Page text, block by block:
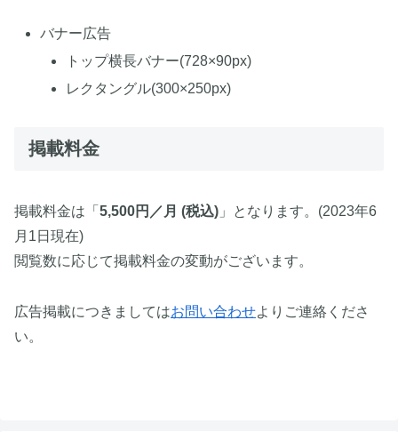
バナー広告
トップ横長バナー(728×90px)
レクタングル(300×250px)
掲載料金
掲載料金は「 5,500円／月 (税込) 」となります。(2023年6
月1日現在)
閲覧数に応じて掲載料金の変動がございます。
広告掲載につきましてはお問い合わせよりご連絡くださ
い。